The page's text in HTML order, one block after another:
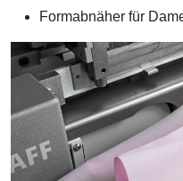
Formabnäher für